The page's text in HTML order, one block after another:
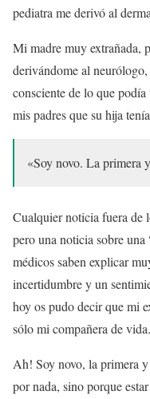
pediatra me derivó al
Mi madre muy extrañada,
derivándome al
consciente de lo que
mis padres que su hija
«Soy novo. La primera
Cualquier noticia fuera de
pero una noticia sobre
médicos saben explicar
incertidumbre y un
hoy os pudo decir que mi
sólo mi compañera de vida.
Ah! Soy novo, la primera
por nada, sino porque